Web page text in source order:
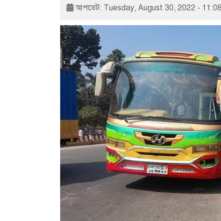
আপডেট: Tuesday, August 30, 2022 -